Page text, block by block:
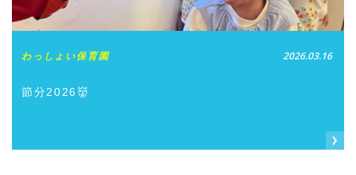
わっしょい保育園 2026.03.16
節分2026👹